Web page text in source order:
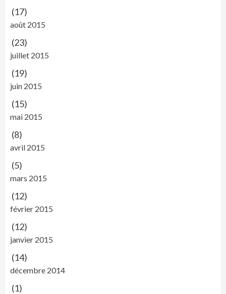
(17)
août 2015
(23)
juillet 2015
(19)
juin 2015
(15)
mai 2015
(8)
avril 2015
(5)
mars 2015
(12)
février 2015
(12)
janvier 2015
(14)
décembre 2014
(1)